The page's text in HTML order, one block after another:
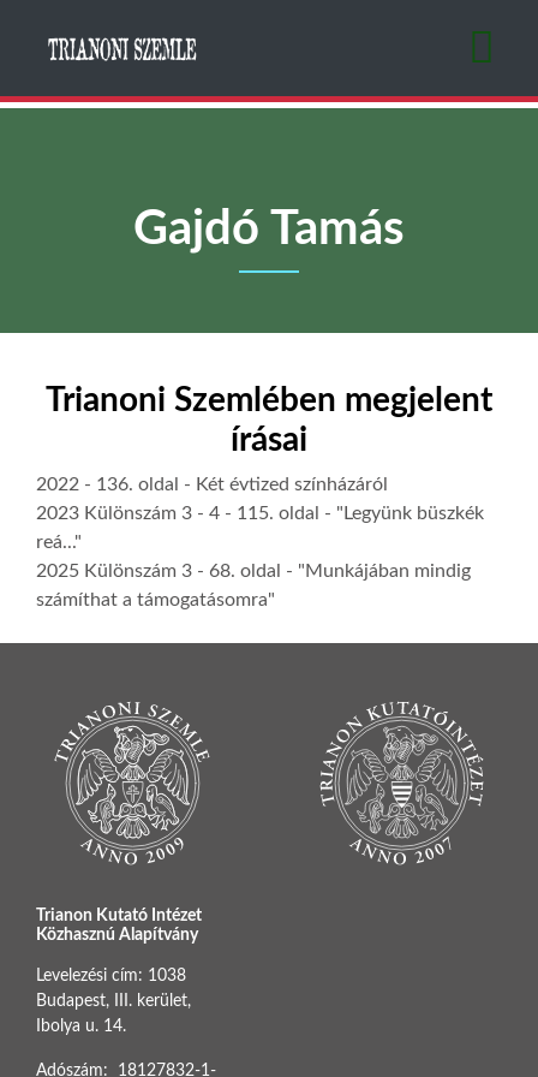
Gajdó Tamás
Trianoni Szemlében megjelent
írásai
2022 - 136. oldal - Két évtized színházáról
2023 Különszám 3 - 4 - 115. oldal - "Legyünk büszkék
reá..."
2025 Különszám 3 - 68. oldal - "Munkájában mindig
számíthat a támogatásomra"
Trianon Kutató Intézet
Közhasznú Alapítvány
Levelezési cím: 1038
Budapest, III. kerület,
Ibolya u. 14.
Adószám: 18127832-1-